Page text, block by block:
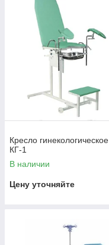
Кресло гинекологическое
КГ-1
В наличии
Цену уточняйте